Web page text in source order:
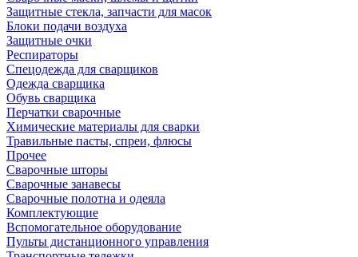
Защитные стекла, запчасти для масок
Блоки подачи воздуха
Защитные очки
Респираторы
Спецодежда для сварщиков
Одежда сварщика
Обувь сварщика
Перчатки сварочные
Химические материалы для сварки
Травильные пасты, спреи, флюсы
Прочее
Сварочные шторы
Сварочные занавесы
Сварочные полотна и одеяла
Комплектующие
Вспомогательное оборудование
Пульты дистанционного управления